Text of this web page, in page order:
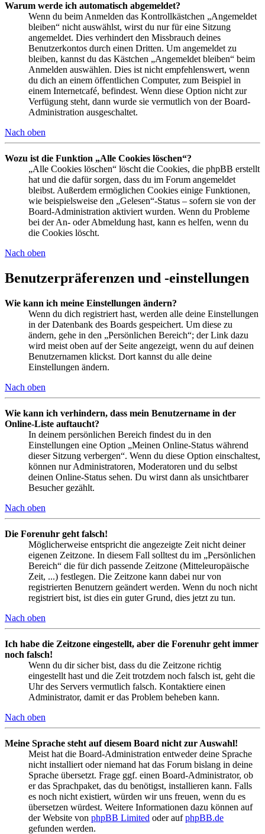
Warum werde ich automatisch abgemeldet?
Wenn du beim Anmelden das Kontrollkästchen „Angemeldet
bleiben“ nicht auswählst, wirst du nur für eine Sitzung
angemeldet. Dies verhindert den Missbrauch deines
Benutzerkontos durch einen Dritten. Um angemeldet zu
bleiben, kannst du das Kästchen „Angemeldet bleiben“ beim
Anmelden auswählen. Dies ist nicht empfehlenswert, wenn
du dich an einem öffentlichen Computer, zum Beispiel in
einem Internetcafé, befindest. Wenn diese Option nicht zur
Verfügung steht, dann wurde sie vermutlich von der Board-
Administration ausgeschaltet.
Nach oben
Wozu ist die Funktion „Alle Cookies löschen“?
„Alle Cookies löschen“ löscht die Cookies, die phpBB erstellt
hat und die dafür sorgen, dass du im Forum angemeldet
bleibst. Außerdem ermöglichen Cookies einige Funktionen,
wie beispielsweise den „Gelesen“-Status – sofern sie von der
Board-Administration aktiviert wurden. Wenn du Probleme
bei der An- oder Abmeldung hast, kann es helfen, wenn du
die Cookies löscht.
Nach oben
Benutzerpräferenzen und -einstellungen
Wie kann ich meine Einstellungen ändern?
Wenn du dich registriert hast, werden alle deine Einstellungen
in der Datenbank des Boards gespeichert. Um diese zu
ändern, gehe in den „Persönlichen Bereich“; der Link dazu
wird meist oben auf der Seite angezeigt, wenn du auf deinen
Benutzernamen klickst. Dort kannst du alle deine
Einstellungen ändern.
Nach oben
Wie kann ich verhindern, dass mein Benutzername in der
Online-Liste auftaucht?
In deinem persönlichen Bereich findest du in den
Einstellungen eine Option „Meinen Online-Status während
dieser Sitzung verbergen“. Wenn du diese Option einschaltest,
können nur Administratoren, Moderatoren und du selbst
deinen Online-Status sehen. Du wirst dann als unsichtbarer
Besucher gezählt.
Nach oben
Die Forenuhr geht falsch!
Möglicherweise entspricht die angezeigte Zeit nicht deiner
eigenen Zeitzone. In diesem Fall solltest du im „Persönlichen
Bereich“ die für dich passende Zeitzone (Mitteleuropäische
Zeit, ...) festlegen. Die Zeitzone kann dabei nur von
registrierten Benutzern geändert werden. Wenn du noch nicht
registriert bist, ist dies ein guter Grund, dies jetzt zu tun.
Nach oben
Ich habe die Zeitzone eingestellt, aber die Forenuhr geht immer
noch falsch!
Wenn du dir sicher bist, dass du die Zeitzone richtig
eingestellt hast und die Zeit trotzdem noch falsch ist, geht die
Uhr des Servers vermutlich falsch. Kontaktiere einen
Administrator, damit er das Problem beheben kann.
Nach oben
Meine Sprache steht auf diesem Board nicht zur Auswahl!
Meist hat die Board-Administration entweder deine Sprache
nicht installiert oder niemand hat das Forum bislang in deine
Sprache übersetzt. Frage ggf. einen Board-Administrator, ob
er das Sprachpaket, das du benötigst, installieren kann. Falls
es noch nicht existiert, würden wir uns freuen, wenn du es
übersetzen würdest. Weitere Informationen dazu können auf
der Website von phpBB Limited oder aufphpBB.de
gefunden werden.